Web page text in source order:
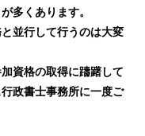
多くあります。
並行して行うのは大変
資格の取得に躊躇して
政書士事務所に一度ご